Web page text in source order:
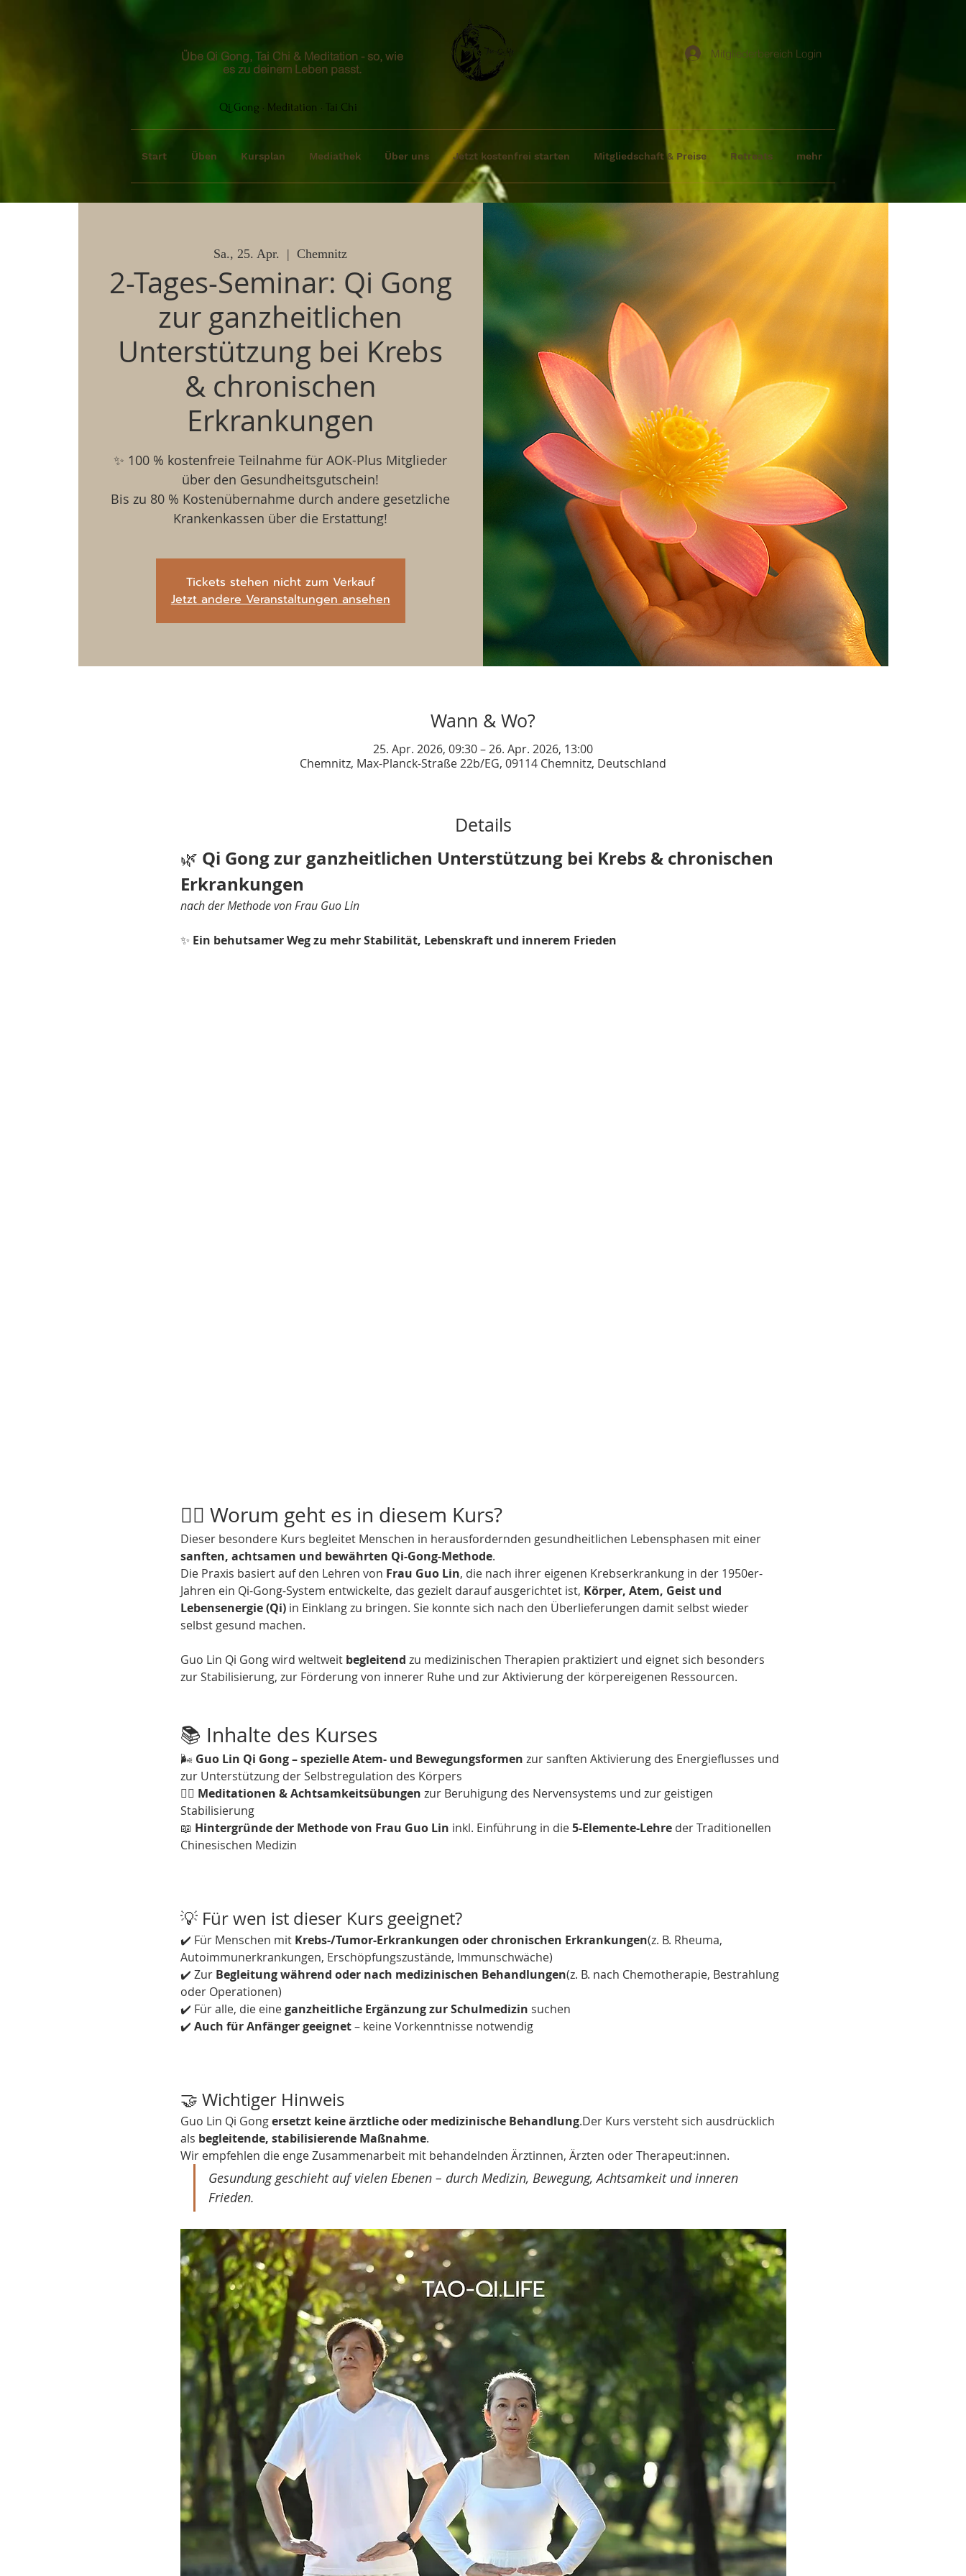
Übe Qi Gong, Tai Chi & Meditation - so, wie
es zu deinem Leben passt.
Mitgliederbereich Login
Qi Gong · Meditation · Tai Chi
Start Üben Kursplan Mediathek Über uns Jetzt kostenfrei starten Mitgliedschaft & Preise Retreats mehr
Sa., 25. Apr.
  |
Chemnitz
2-Tages-Seminar: Qi Gong
zur ganzheitlichen
Unterstützung bei Krebs
& chronischen
Erkrankungen
✨ 100 % kostenfreie Teilnahme für AOK-Plus Mitglieder
über den Gesundheitsgutschein!
Bis zu 80 % Kostenübernahme durch andere gesetzliche
Krankenkassen über die Erstattung!
Tickets stehen nicht zum Verkauf
Jetzt andere Veranstaltungen ansehen
Wann & Wo?
25. Apr. 2026, 09:30 – 26. Apr. 2026, 13:00
Chemnitz, Max-Planck-Straße 22b/EG, 09114 Chemnitz, Deutschland
Details
🌿 Qi Gong zur ganzheitlichen Unterstützung bei Krebs & chronischen
Erkrankungen
nach der Methode von Frau Guo Lin
✨ Ein behutsamer Weg zu mehr Stabilität, Lebenskraft und innerem Frieden
🧘‍♀️ Worum geht es in diesem Kurs?
Dieser besondere Kurs begleitet Menschen in herausfordernden gesundheitlichen Lebensphasen mit einer
sanften, achtsamen und bewährten Qi-Gong-Methode.
Die Praxis basiert auf den Lehren von Frau Guo Lin, die nach ihrer eigenen Krebserkrankung in der 1950er-
Jahren ein Qi-Gong-System entwickelte, das gezielt darauf ausgerichtet ist, Körper, Atem, Geist und
Lebensenergie (Qi) in Einklang zu bringen. Sie konnte sich nach den Überlieferungen damit selbst wieder
selbst gesund machen.
Guo Lin Qi Gong wird weltweit begleitend zu medizinischen Therapien praktiziert und eignet sich besonders
zur Stabilisierung, zur Förderung von innerer Ruhe und zur Aktivierung der körpereigenen Ressourcen.
📚 Inhalte des Kurses
🌬️ Guo Lin Qi Gong – spezielle Atem- und Bewegungsformen zur sanften Aktivierung des Energieflusses und
zur Unterstützung der Selbstregulation des Körpers
🧘‍♂️ Meditationen & Achtsamkeitsübungen zur Beruhigung des Nervensystems und zur geistigen
Stabilisierung
📖 Hintergründe der Methode von Frau Guo Lin inkl. Einführung in die 5-Elemente-Lehre der Traditionellen
Chinesischen Medizin
💡 Für wen ist dieser Kurs geeignet?
✔️ Für Menschen mit Krebs-/Tumor-Erkrankungen oder chronischen Erkrankungen(z. B. Rheuma,
Autoimmunerkrankungen, Erschöpfungszustände, Immunschwäche)
✔️ Zur Begleitung während oder nach medizinischen Behandlungen(z. B. nach Chemotherapie, Bestrahlung
oder Operationen)
✔️ Für alle, die eine ganzheitliche Ergänzung zur Schulmedizin suchen
✔️ Auch für Anfänger geeignet – keine Vorkenntnisse notwendig
🤝 Wichtiger Hinweis
Guo Lin Qi Gong ersetzt keine ärztliche oder medizinische Behandlung.Der Kurs versteht sich ausdrücklich
als begleitende, stabilisierende Maßnahme.
Wir empfehlen die enge Zusammenarbeit mit behandelnden Ärztinnen, Ärzten oder Therapeut:innen.
Gesundung geschieht auf vielen Ebenen – durch Medizin, Bewegung, Achtsamkeit und inneren
Frieden.